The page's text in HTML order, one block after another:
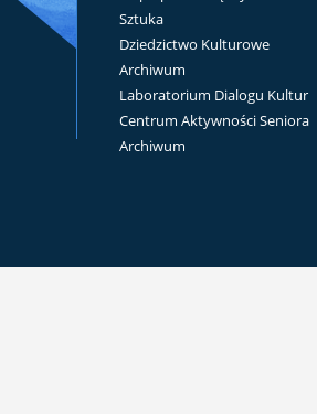
Sztuka
Dziedzictwo Kulturowe
Archiwum
Laboratorium Dialogu Kultur
Centrum Aktywności Seniora
Archiwum